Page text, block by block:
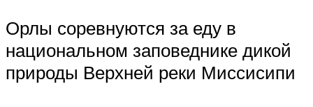
Орлы соревнуются за еду в
национальном заповеднике дикой
природы Верхней реки Миссисипи